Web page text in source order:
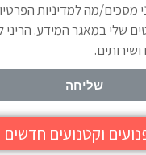
מסכים/מה למדיניות
שלי במאגר המידע.
שליחה
וקטנועים חדשים